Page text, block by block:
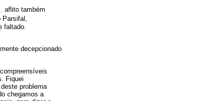
aflito também
Parsifal,
faltado.
decepcionado
Fiquei
problema
chegamos a